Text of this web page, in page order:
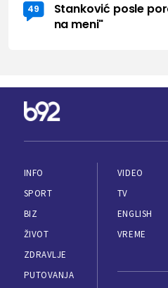
49
Stanković posle
na meni"
INFO
SPORT
BIZ
ŽIVOT
ZDRAVLJE
PUTOVANJA
VIDEO
TV
ENGLISH
VREME